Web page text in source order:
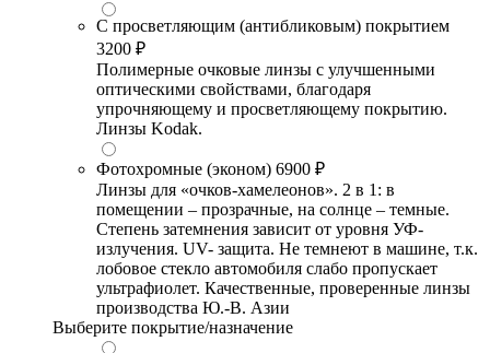
С просветляющим (антибликовым) покрытием
3200 ₽
Полимерные очковые линзы с улучшенными
оптическими свойствами, благодаря
упрочняющему и просветляющему покрытию.
Линзы Kodak.
Фотохромные (эконом) 6900 ₽
Линзы для «очков-хамелеонов». 2 в 1: в
помещении – прозрачные, на солнце – темные.
Степень затемнения зависит от уровня УФ-
излучения. UV- защита. Не темнеют в машине, т.к.
лобовое стекло автомобиля слабо пропускает
ультрафиолет. Качественные, проверенные линзы
производства Ю.-В. Азии
Выберите покрытие/назначение